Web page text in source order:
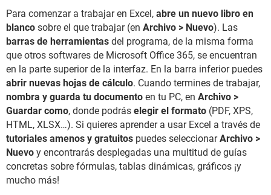
Para comenzar a trabajar en Excel, abre un nuevo libro en
blanco sobre el que trabajar (en Archivo > Nuevo). Las
barras de herramientas del programa, de la misma forma
que otros softwares de Microsoft Office 365, se encuentran
en la parte superior de la interfaz. En la barra inferior puedes
abrir nuevas hojas de cálculo. Cuando termines de trabajar,
nombra y guarda tu documento en tu PC, en Archivo >
Guardar como, donde podrás elegir el formato (PDF, XPS,
HTML, XLSX…). Si quieres aprender a usar Excel a través de
tutoriales amenos y gratuitos puedes seleccionarArchivo >
Nuevo y encontrarás desplegadas una multitud de guías
concretas sobre fórmulas, tablas dinámicas, gráficos ¡y
mucho más!